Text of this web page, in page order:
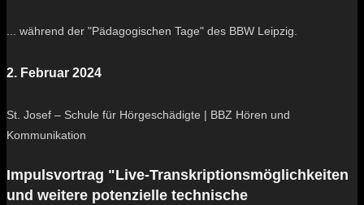
... während der "Pädagogischen Tage" des BBW Leipzig.
2. Februar 2024
St. Josef – Schule für Hörgeschädigte | BBZ Hören und
Kommunikation
Impulsvortrag "Live-Transkriptionsmöglichkeiten
und weitere potenzielle technische